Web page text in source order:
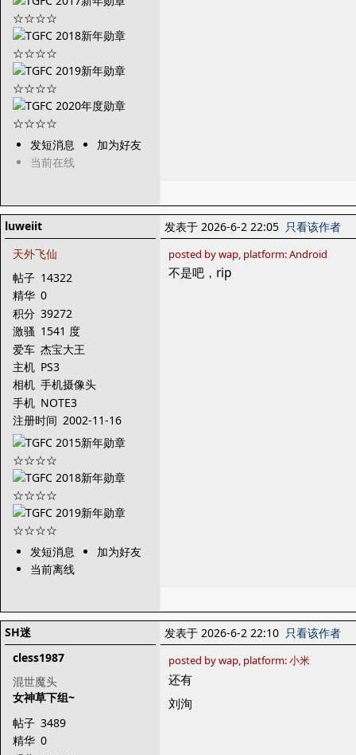
发短消息
加为好友
当前在线
luweiit
天外飞仙
帖子 14322
精华 0
积分 39272
激骚 1541 度
爱车 杰宝大王
主机 PS3
相机 手机摄像头
手机 NOTE3
注册时间 2002-11-16
发短消息
加为好友
当前离线
发表于 2026-6-2 22:05 只看该作者
posted by wap, platform: Android
不是吧，rip
SH迷
cless1987
混世魔头
女神草下组~
帖子 3489
精华 0
发表于 2026-6-2 22:10 只看该作者
posted by wap, platform: 小米
还有
刘洵